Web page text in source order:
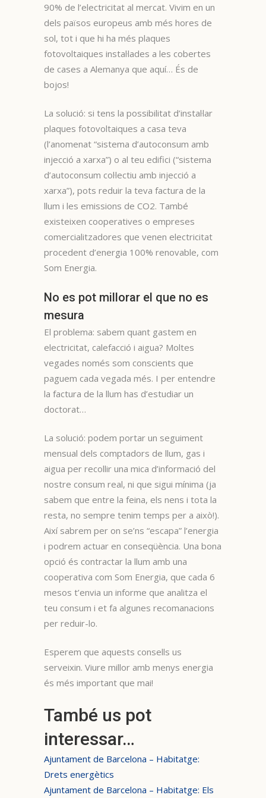
90% de l’electricitat al mercat. Vivim en un
dels països europeus amb més hores de
sol, tot i que hi ha més plaques
fotovoltaiques instal·lades a les cobertes
de cases a Alemanya que aquí… És de
bojos!
La solució: si tens la possibilitat d’instal·lar
plaques fotovoltaiques a casa teva
(l’anomenat “sistema d’autoconsum amb
injecció a xarxa”) o al teu edifici (“sistema
d’autoconsum col·lectiu amb injecció a
xarxa”), pots reduir la teva factura de la
llum i les emissions de CO2. També
existeixen cooperatives o empreses
comercialitzadores que venen electricitat
procedent d’energia 100% renovable, com
Som Energia.
No es pot millorar el que no es
mesura
El problema: sabem quant gastem en
electricitat, calefacció i aigua? Moltes
vegades només som conscients que
paguem cada vegada més. I per entendre
la factura de la llum has d’estudiar un
doctorat…
La solució: podem portar un seguiment
mensual dels comptadors de llum, gas i
aigua per recollir una mica d’informació del
nostre consum real, ni que sigui mínima (ja
sabem que entre la feina, els nens i tota la
resta, no sempre tenim temps per a això!).
Així sabrem per on se’ns “escapa” l’energia
i podrem actuar en conseqüència. Una bona
opció és contractar la llum amb una
cooperativa com Som Energia, que cada 6
mesos t’envia un informe que analitza el
teu consum i et fa algunes recomanacions
per reduir-lo.
Esperem que aquests consells us
serveixin. Viure millor amb menys energia
és més important que mai!
També us pot
interessar…
Ajuntament de Barcelona – Habitatge:
Drets energètics
Ajuntament de Barcelona – Habitatge: Els